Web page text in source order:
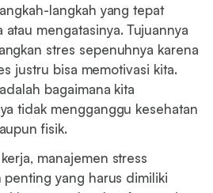
langkah yang tepat
mengatasinya. Tujuannya
stres sepenuhnya karena
justru bisa memotivasi kita.
bagaimana kita
tidak mengganggu kesehatan
fisik.
manajemen stress
yang harus dimiliki